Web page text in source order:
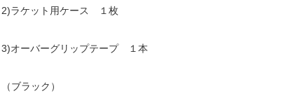
2)ラケット用ケース １枚
3)オーバーグリップテープ １本
（ブラック）